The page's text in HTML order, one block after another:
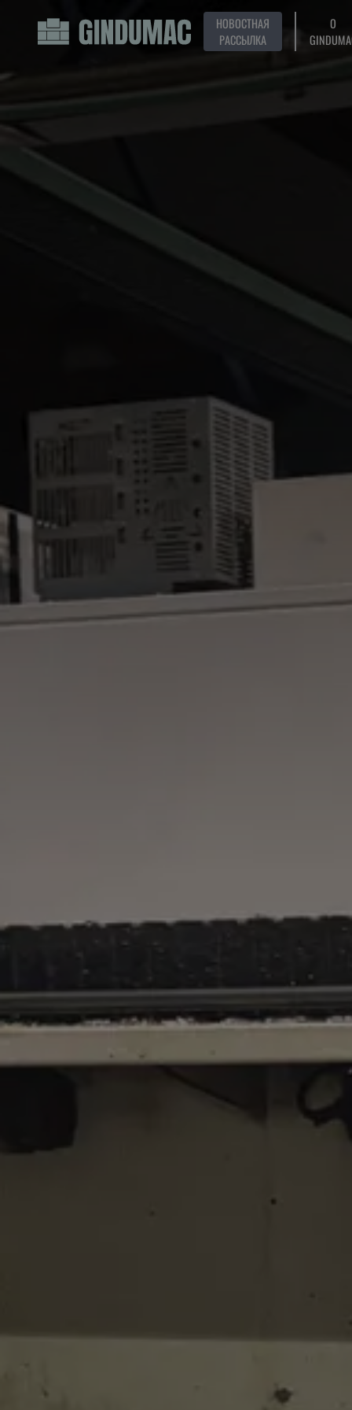
НОВОСТНАЯ
РАССЫЛКА
О